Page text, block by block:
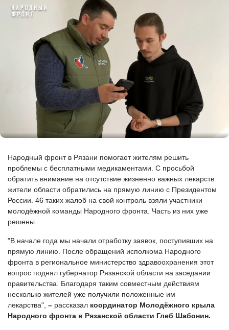
Народный фронт в Рязани помогает жителям решить
проблемы с бесплатными медикаментами. С просьбой
обратить внимание на отсутствие жизненно важных лекарств
жители области обратились на прямую линию с Президентом
России. 46 таких жалоб на свой контроль взяли участники
молодёжной команды Народного фронта. Часть из них уже
решены.
"В начале года мы начали отработку заявок, поступивших на
прямую линию. После обращений исполкома Народного
фронта в региональное министерство здравоохранения этот
вопрос поднял губернатор Рязанской области на заседании
правительства. Благодаря таким совместным действиям
несколько жителей уже получили положенные им
лекарства", – рассказал координатор Молодёжного крыла
Народного фронта в Рязанской области Глеб Шабонин.